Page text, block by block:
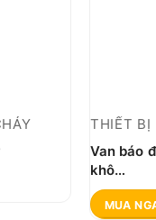
THIẾT BỊ
Van báo
khô
ZSFC65/
MUA